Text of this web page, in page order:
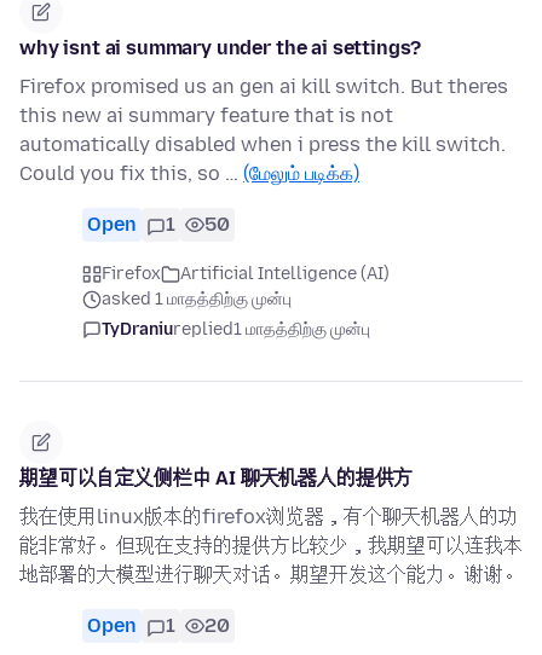
why isnt ai summary under the ai settings?
Firefox promised us an gen ai kill switch. But theres
this new ai summary feature that is not
automatically disabled when i press the kill switch.
Could you fix this, so … (மேலும் படிக்க)
Open 1 50
Firefox
Artificial Intelligence (AI)
asked 1 மாதத்திற்கு முன்பு
TyDraniureplied1 மாதத்திற்கு முன்பு
期望可以自定义侧栏中 AI 聊天机器人的提供方
我在使用linux版本的firefox浏览器，有个聊天机器人的功
能非常好。但现在支持的提供方比较少，我期望可以连我本
地部署的大模型进行聊天对话。期望开发这个能力。谢谢。
Open 1 20